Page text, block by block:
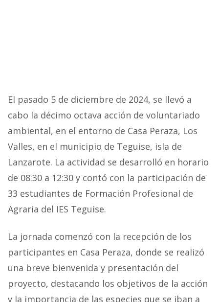
El pasado 5 de diciembre de 2024, se llevó a
cabo la décimo octava acción de voluntariado
ambiental, en el entorno de Casa Peraza, Los
Valles, en el municipio de Teguise, isla de
Lanzarote. La actividad se desarrolló en horario
de 08:30 a 12:30 y contó con la participación de
33 estudiantes de Formación Profesional de
Agraria del IES Teguise.
La jornada comenzó con la recepción de los
participantes en Casa Peraza, donde se realizó
una breve bienvenida y presentación del
proyecto, destacando los objetivos de la acción
y la importancia de las especies que se iban a